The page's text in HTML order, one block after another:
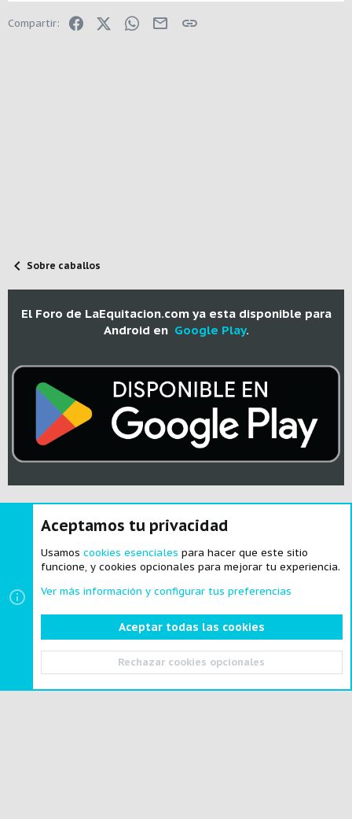
Compartir: FacebookX (Twitter)WhatsApp
E-mailEnlace
Sobre caballos
El Foro de LaEquitacion.com ya esta disponible para
Android en Google Play.
Cookies
Español
Contactarnos
Términos y reglas Política de privacidad
Ayuda
Community platform by XenForo ® © 2010-2024 XenForo Ltd.
Aceptamos tu privacidad
Usamos cookies esenciales para hacer que este sitio
funcione, y cookies opcionales para mejorar tu experiencia.
Ver más información y configurar tus preferencias
Aceptar todas las cookies
Rechazar cookies opcionales